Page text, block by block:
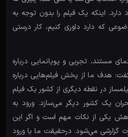
دارد. اینکه یک فیلم را بدون توجه به
که دارد داوری کنیم، کار درستی
مستند، تجربی و پویانمایی درباره
هدف ما از پخش فیلم‌هایی درباره
در نقطه دیگری از کشور یک فیلم
یک کشور دیگر می‌سازد. ورود به
یکی از نکات مهم است و اگر این
گزارشی می‌شود. درحقیقت ما با ورود